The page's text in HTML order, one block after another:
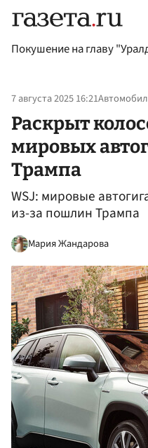
Покушение на главу
7 августа 2025 16:21
Раскрыт
мировых
Трампа
WSJ: мировые
из-за пошлин Трампа
Мария Жандарова